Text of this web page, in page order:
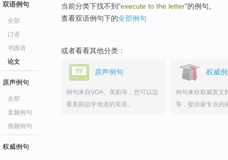
双语例句
全部
口语
书面语
论文
原声例句
全部
音频例句
视频例句
权威例句
当前分类下找不到"execute to the letter"的例句。
查看双语例句下的全部例句
或者看看其他分类：
原声例句
例句来自VOA、美剧等，您可以边
看美剧边学地道的美语。
权威
例句来自权威英文
等，提供最专业的